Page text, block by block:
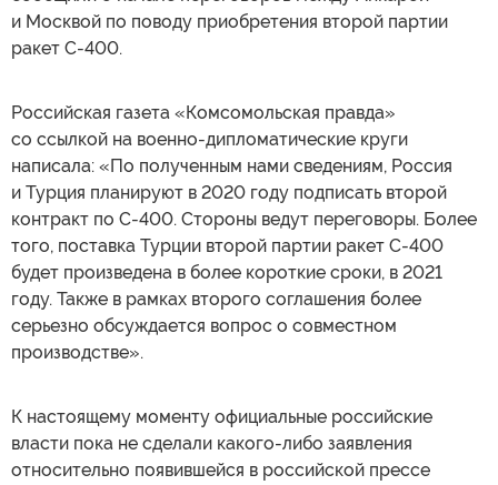
и Москвой по поводу приобретения второй партии
ракет С-400.
Российская газета «Комсомольская правда»
со ссылкой на военно-дипломатические круги
написала: «По полученным нами сведениям, Россия
и Турция планируют в 2020 году подписать второй
контракт по С-400. Стороны ведут переговоры. Более
того, поставка Турции второй партии ракет С-400
будет произведена в более короткие сроки, в 2021
году. Также в рамках второго соглашения более
серьезно обсуждается вопрос о совместном
производстве».
К настоящему моменту официальные российские
власти пока не сделали какого-либо заявления
относительно появившейся в российской прессе